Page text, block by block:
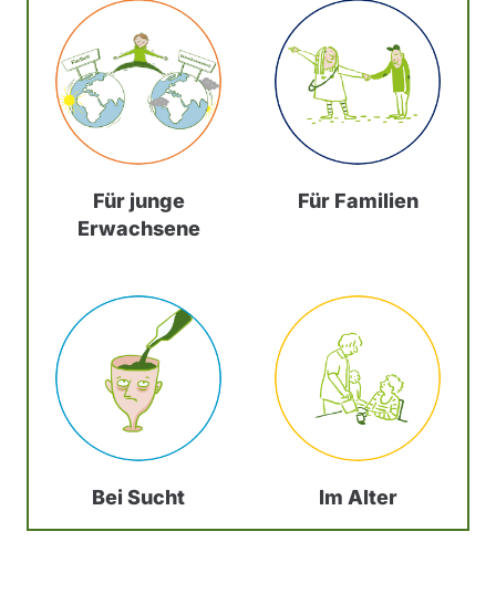
Für junge
Erwachsene
Für Familien
Bei Sucht Im Alter